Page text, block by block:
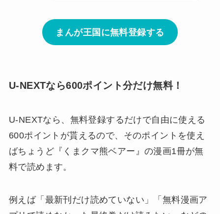
まんが王国に無料登録する
U-NEXTなら600ポイント分だけ無料！
U-NEXTなら、無料登録するだけで自由に使える
600ポイントが貰えるので、そのポイントを使え
ばちょうど『くまクマ熊ベアー』の漫画1冊が無
料で読めます。
例えば「最新刊だけ読めていない」「無料漫画ア